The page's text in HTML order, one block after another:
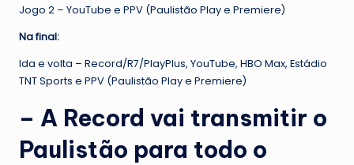
Jogo 2 – YouTube e PPV (Paulistão Play e Premiere)
Na final:
Ida e volta – Record/R7/PlayPlus, YouTube, HBO Max, Estádio
TNT Sports e PPV (Paulistão Play e Premiere)
– A Record vai transmitir o
Paulistão para todo o